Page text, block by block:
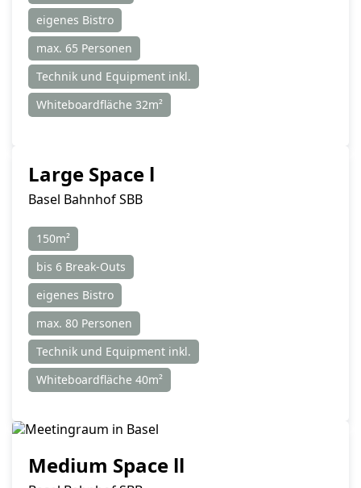
eigenes Bistro
max. 65 Personen
Technik und Equipment inkl.
Whiteboardfläche 32m²
Large Space l
Basel Bahnhof SBB
150m²
bis 6 Break-Outs
eigenes Bistro
max. 80 Personen
Technik und Equipment inkl.
Whiteboardfläche 40m²
Medium Space ll